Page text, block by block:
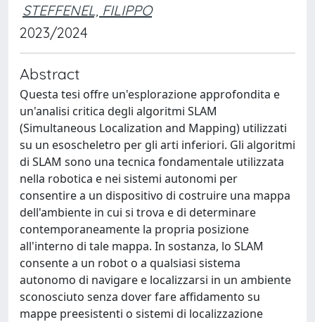
STEFFENEL, FILIPPO
2023/2024
Abstract
Questa tesi offre un'esplorazione approfondita e
un'analisi critica degli algoritmi SLAM
(Simultaneous Localization and Mapping) utilizzati
su un esoscheletro per gli arti inferiori. Gli algoritmi
di SLAM sono una tecnica fondamentale utilizzata
nella robotica e nei sistemi autonomi per
consentire a un dispositivo di costruire una mappa
dell'ambiente in cui si trova e di determinare
contemporaneamente la propria posizione
all'interno di tale mappa. In sostanza, lo SLAM
consente a un robot o a qualsiasi sistema
autonomo di navigare e localizzarsi in un ambiente
sconosciuto senza dover fare affidamento su
mappe preesistenti o sistemi di localizzazione